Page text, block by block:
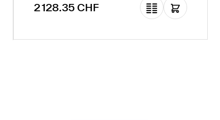
Prix régulier :
2 128.35 CHF